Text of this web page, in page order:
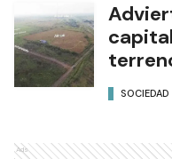
SOCIEDAD
Ads